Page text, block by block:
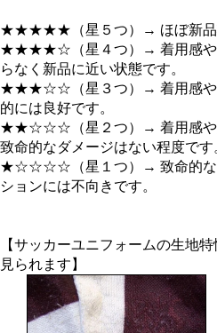
★★★★★（星５つ）→ ほぼ新品
★★★★☆（星４つ）→ 着用感や
らなく新品に近い状態です。
★★★☆☆（星３つ）→ 着用感や
的には良好です。
★★☆☆☆（星２つ）→ 着用感や
致命的なダメージはない程度です
★☆☆☆☆（星１つ）→ 致命的な
ションには不向きです。
【サッカーユニフォームの生地
見られます】